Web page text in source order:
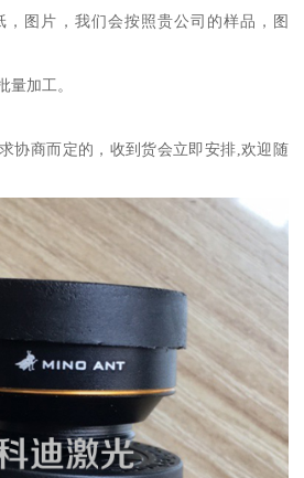
，图片，我们会按照贵公司的样品，图
量加工。
协商而定的，收到货会立即安排,欢迎随